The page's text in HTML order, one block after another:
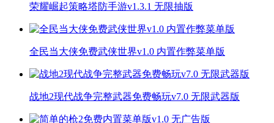
荣耀崛起策略塔防手游v1.3.1 无限抽版
全民当大侠免费武侠世界v1.0 内置作弊菜单版
战地2现代战争完整武器免费畅玩v7.0 无限武器版